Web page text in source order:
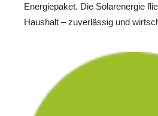
Energiepaket. Die Solarenergie
Haushalt – zuverlässig und